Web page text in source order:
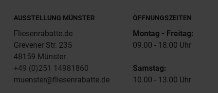
AUSSTELLUNG MÜNSTER
Fliesenrabatte.de
Grevener Str. 235
48159 Münster
+49 (0)251 14981860
muenster@fliesenrabatte.de
ÖFFNUNGSZEITEN
Montag - Freitag:
09.00 - 18.00 Uhr
Samstag:
10.00 - 13.00 Uhr